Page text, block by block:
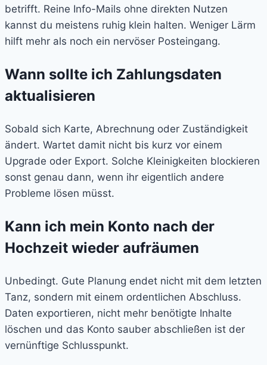
betrifft. Reine Info-Mails ohne direkten Nutzen
kannst du meistens ruhig klein halten. Weniger Lärm
hilft mehr als noch ein nervöser Posteingang.
Wann sollte ich Zahlungsdaten
aktualisieren
Sobald sich Karte, Abrechnung oder Zuständigkeit
ändert. Wartet damit nicht bis kurz vor einem
Upgrade oder Export. Solche Kleinigkeiten blockieren
sonst genau dann, wenn ihr eigentlich andere
Probleme lösen müsst.
Kann ich mein Konto nach der
Hochzeit wieder aufräumen
Unbedingt. Gute Planung endet nicht mit dem letzten
Tanz, sondern mit einem ordentlichen Abschluss.
Daten exportieren, nicht mehr benötigte Inhalte
löschen und das Konto sauber abschließen ist der
vernünftige Schlusspunkt.